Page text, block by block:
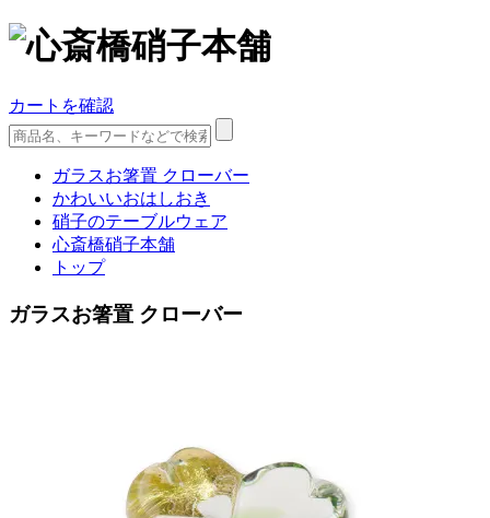
カートを確認
ガラスお箸置 クローバー
かわいいおはしおき
硝子のテーブルウェア
心斎橋硝子本舗
トップ
ガラスお箸置 クローバー